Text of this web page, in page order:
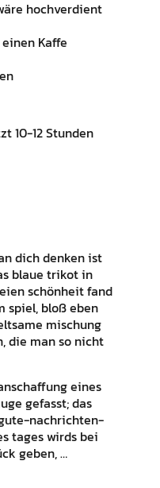
hochverdient
Kaffe
10-12 Stunden
dich denken ist
blaue trikot in
schönheit fand
spiel, bloß eben
mischung
die man so nicht
eines
gefasst; das
nachrichten-
tages wirds bei
geben, …